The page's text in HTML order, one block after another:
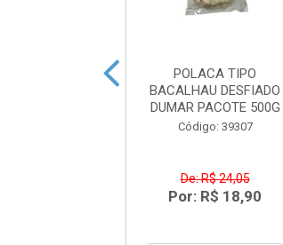
POLACA TIPO
BACALHAU DESFIADO
DUMAR PACOTE 500G
Código: 39307
De: R$ 24,05
Por: R$ 18,90